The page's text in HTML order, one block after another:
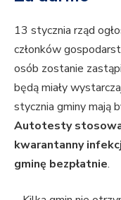
13 stycznia rząd
członków
osób zostanie
będą miały
stycznia gminy mają
Autotesty
kwarantanny
gminę bezpłatnie.